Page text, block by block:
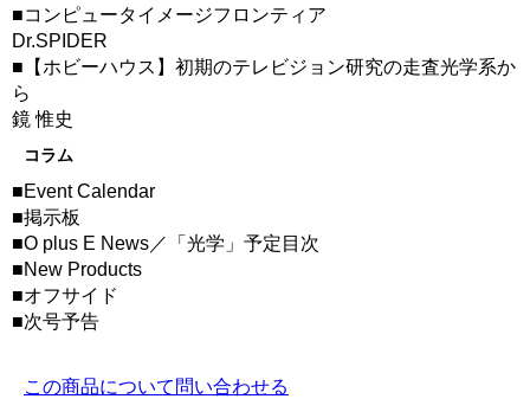
■コンピュータイメージフロンティア
Dr.SPIDER
■【ホビーハウス】初期のテレビジョン研究の走査光学系か
ら
鏡 惟史
コラム
■Event Calendar
■掲示板
■O plus E News／「光学」予定目次
■New Products
■オフサイド
■次号予告
この商品について問い合わせる